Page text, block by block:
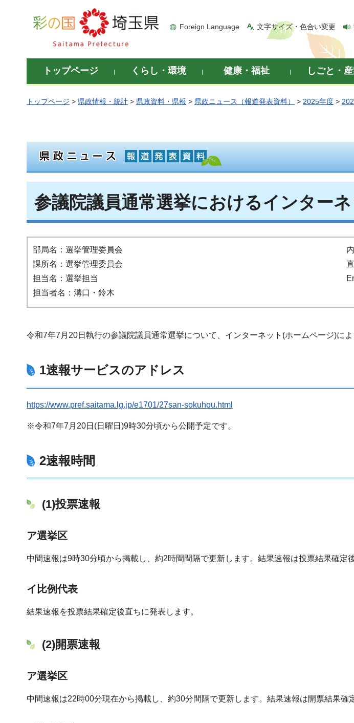
彩の国 埼玉県
Foreign Language 文字サイズ・色合い変更
トップページ くらし・環境 健康・福祉 しごと・
トップページ > 県政情報・統計 > 県政資料・県報 > 県政ニュース（報道発表資料） > 2025年度 >
参議院議員通常選挙におけるインター
部局名：選挙管理委員会
課所名：選挙管理委員会
担当名：選挙担当
担当者名：溝口・鈴木
令和7年7月20日執行の参議院議員通常選挙について、インターネット(ホームページ)に
1速報サービスのアドレス
https://www.pref.saitama.lg.jp/e1701/27san-sokuhou.html
※令和7年7月20日(日曜日)9時30分頃から公開予定です。
2速報時間
(1)投票速報
ア選挙区
中間速報は9時30分頃から掲載し、約2時間間隔で更新します。結果速報は投票結果確定
イ比例代表
結果速報を投票結果確定後直ちに発表します。
(2)開票速報
ア選挙区
中間速報は22時00分現在から掲載し、約30分間隔で更新します。結果速報は開票結果確